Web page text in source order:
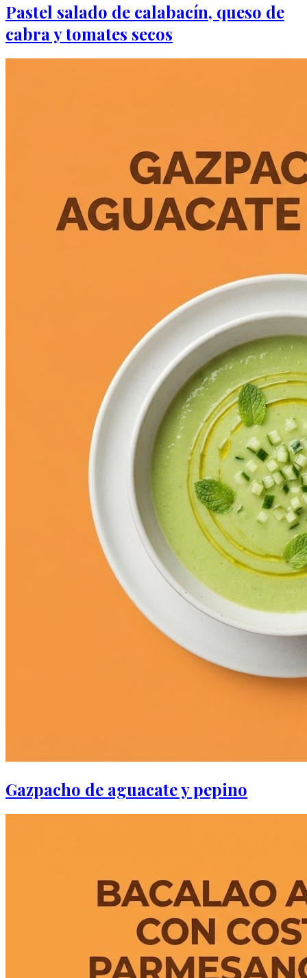
Pastel salado de calabacín, queso de
cabra y tomates secos
Gazpacho de aguacate y pepino